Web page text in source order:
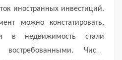
иностранных инвестиций.
можно констатировать,
в недвижимость стали
Число